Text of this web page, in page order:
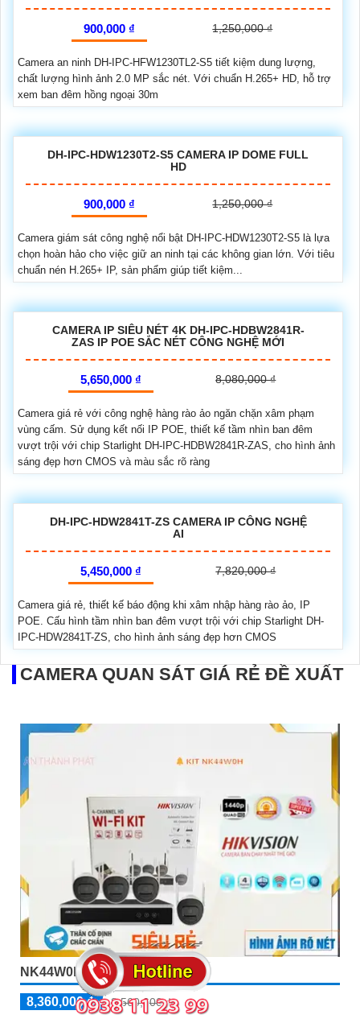
900,000 ₫ 1,250,000 ₫
Camera an ninh DH-IPC-HFW1230TL2-S5 tiết kiệm dung lượng,
chất lượng hình ảnh 2.0 MP sắc nét. Với chuẩn H.265+ HD, hỗ trợ
xem ban đêm hồng ngoại 30m
DH-IPC-HDW1230T2-S5 CAMERA IP DOME FULL
HD
900,000 ₫ 1,250,000 ₫
Camera giám sát công nghệ nổi bật DH-IPC-HDW1230T2-S5 là lựa
chọn hoàn hảo cho việc giữ an ninh tại các không gian lớn. Với tiêu
chuẩn nén H.265+ IP, sản phẩm giúp tiết kiệm...
CAMERA IP SIÊU NÉT 4K DH-IPC-HDBW2841R-
ZAS IP POE SẮC NÉT CÔNG NGHỆ MỚI
5,650,000 ₫ 8,080,000 ₫
Camera giá rẻ với công nghệ hàng rào ảo ngăn chặn xâm phạm
vùng cấm. Sử dụng kết nối IP POE, thiết kế tầm nhìn ban đêm
vượt trội với chip Starlight DH-IPC-HDBW2841R-ZAS, cho hình ảnh
sáng đẹp hơn CMOS và màu sắc rõ ràng
DH-IPC-HDW2841T-ZS CAMERA IP CÔNG NGHỆ
AI
5,450,000 ₫ 7,820,000 ₫
Camera giá rẻ, thiết kế báo động khi xâm nhập hàng rào ảo, IP
POE. Cấu hình tầm nhìn ban đêm vượt trội với chip Starlight DH-
IPC-HDW2841T-ZS, cho hình ảnh sáng đẹp hơn CMOS
CAMERA QUAN SÁT GIÁ RẺ ĐỀ XUẤT
NK44W0H Hikvision Tiết Kiệm
8,360,000 ₫ 8,560,000 ₫